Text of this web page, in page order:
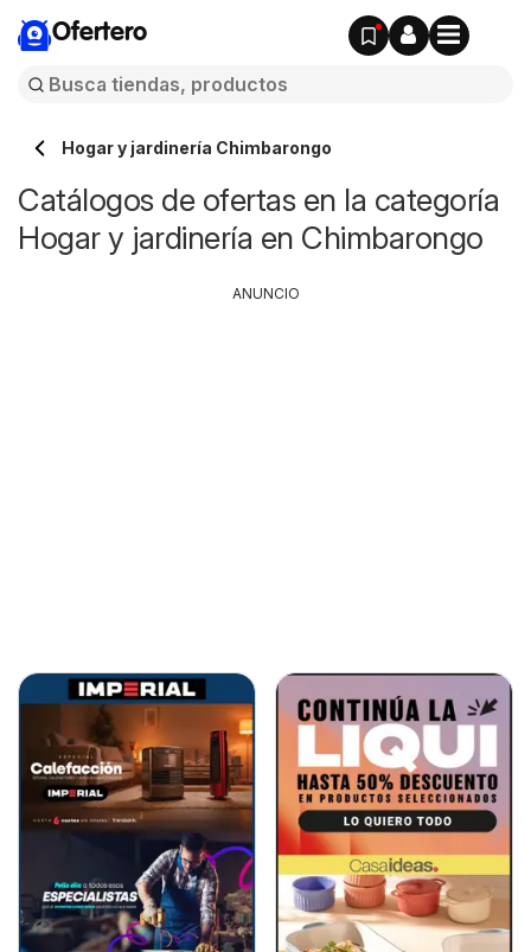
Ofertero
Hogar y jardinería Chimbarongo
Catálogos de ofertas en la categoría
Hogar y jardinería en Chimbarongo
ANUNCIO